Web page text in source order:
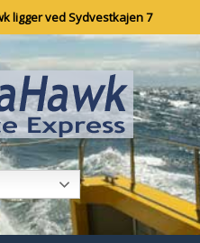
ligger ved Sydvestkajen 7